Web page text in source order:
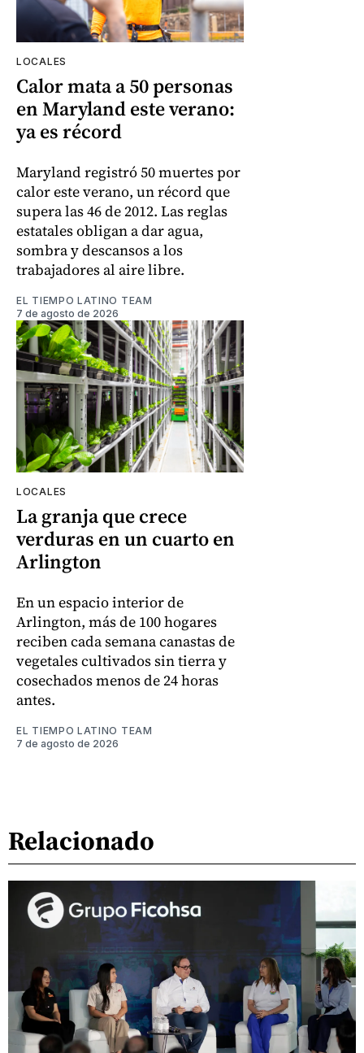
LOCALES
Calor mata a 50 personas
en Maryland este verano:
ya es récord
Maryland registró 50 muertes por
calor este verano, un récord que
supera las 46 de 2012. Las reglas
estatales obligan a dar agua,
sombra y descansos a los
trabajadores al aire libre.
EL TIEMPO LATINO TEAM
7 de agosto de 2026
LOCALES
La granja que crece
verduras en un cuarto en
Arlington
En un espacio interior de
Arlington, más de 100 hogares
reciben cada semana canastas de
vegetales cultivados sin tierra y
cosechados menos de 24 horas
antes.
EL TIEMPO LATINO TEAM
7 de agosto de 2026
Relacionado